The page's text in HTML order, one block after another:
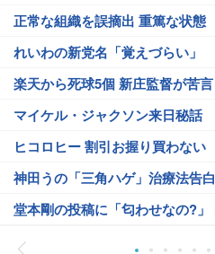
正常な組織を誤摘出 重篤な状態
れいわの新党名「覚えづらい」
楽天から死球5個 新庄監督が苦言
マイケル・ジャクソン来日秘話
ヒコロヒー 割引お握り買わない
神田うの「三角ハゲ」治療法告白
堂本剛の投稿に「匂わせなの?」